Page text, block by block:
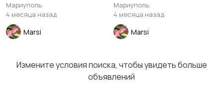
Мариуполь
4 месяца назад
Marsi
Мариуполь
4 месяца назад
Marsi
Измените условия поиска, чтобы увидеть больше
объявлений